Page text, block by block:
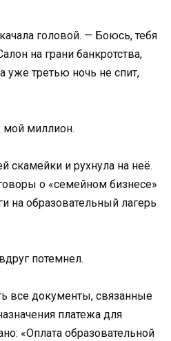
головой. — Боюсь, тебя
на грани банкротства,
уже третью ночь не спит,
мой миллион.
скамейки и рухнула на неё.
о «семейном бизнесе»
на образовательный лагерь
потемнел.
все документы, связанные
платежа для
«Оплата образовательной